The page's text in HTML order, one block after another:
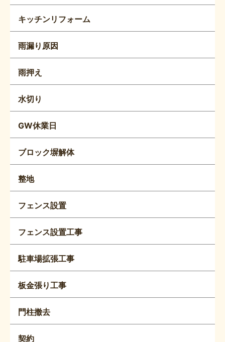
キッチンリフォーム
雨漏り原因
雨押え
水切り
GW休業日
ブロック塀解体
整地
フェンス設置
フェンス設置工事
駐車場拡張工事
板金張り工事
門柱撤去
契約